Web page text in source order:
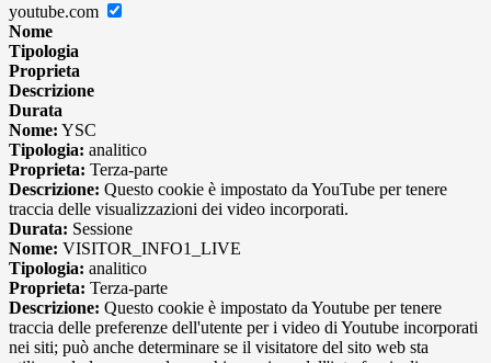
youtube.com
Nome
Tipologia
Proprieta
Descrizione
Durata
Nome: YSC
Tipologia: analitico
Proprieta: Terza-parte
Descrizione: Questo cookie è impostato da YouTube per tenere
traccia delle visualizzazioni dei video incorporati.
Durata: Sessione
Nome: VISITOR_INFO1_LIVE
Tipologia: analitico
Proprieta: Terza-parte
Descrizione: Questo cookie è impostato da Youtube per tenere
traccia delle preferenze dell'utente per i video di Youtube incorporati
nei siti; può anche determinare se il visitatore del sito web sta